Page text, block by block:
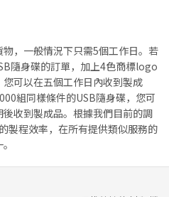
，一般情況下只需5個工作日。若
隨身碟的訂單，加上4色商標logo
可以在五個工作日內收到製成
組同樣條件的USB隨身碟，您可
收到製成品。根據我們目前的調
製程效率，在所有提供類似服務的